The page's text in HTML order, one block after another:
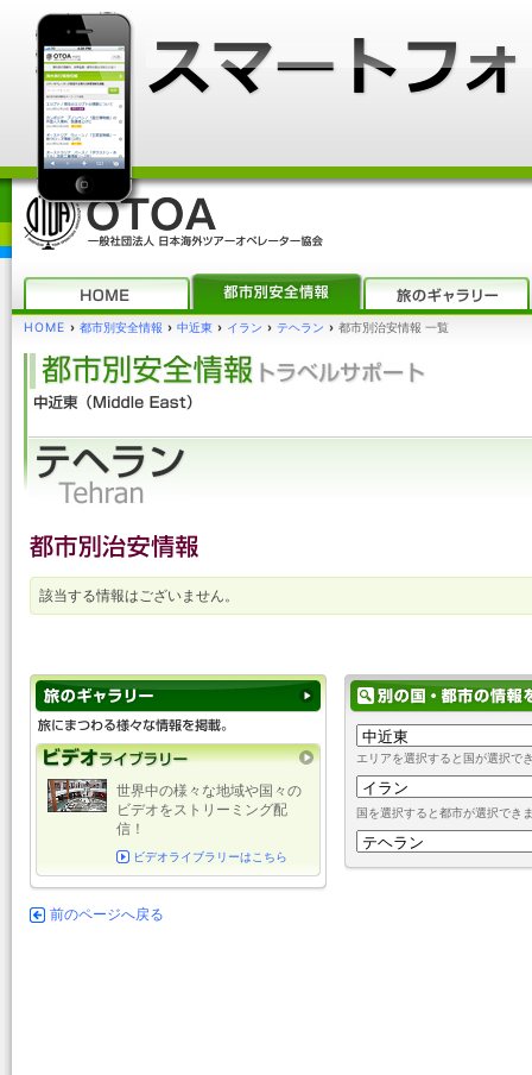
HOME › 都市別安全情報 › 中近東 › イラン › テヘラン › 都市別治安情報 一覧
該当する情報はございません。
エリアを選択すると国が選択で
国を選択すると都市が選択でき
世界中の様々な地域や国々の
ビデオをストリーミング配
信！
ビデオライブラリーはこちら
前のページへ戻る